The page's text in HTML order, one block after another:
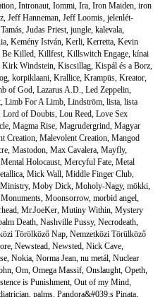
, Intronaut, Iommi, Ira, Iron Maiden, iron
, Jeff Hanneman, Jeff Loomis, jelenlét-
, Judas Priest, jungle, kalevala,
, Kemény István, Kerli, Kerretta, Kevin
Killed, Killfest, Killswitch Engage, kínai
Kirk Windstein, Kiscsillag, Kispál és a Borz,
, korpiklaani, Krallice, Krampüs, Kreator,
of God, Lazarus A.D., Led Zeppelin,
, Limb For A Limb, Lindström, lista, lista
Lord of Doubts, Lou Reed, Love Sex
, Magma Rise, Magrudergrind, Magyar
Creation, Malevolent Creation, Mangod
, Mastodon, Max Cavalera, Mayfly,
Mental Holocaust, Mercyful Fate, Metal
, Mick Wall, Middle Finger Club,
Ministry, Moby Dick, Moholy-Nagy, mökki,
Monuments, Moonsorrow, morbid angel,
, Mr.JoeKer, Mutiny Within, Mystery
Death, Nashville Pussy, Necrodeath,
Törölköző Nap, Nemzetközi Törülköző
, Newstead, Newsted, Nick Cave,
, Nokia, Norma Jean, nu metál, Nuclear
, Om, Omega Massif, Onslaught, Opeth,
is Punishment, Out of my Mind,
, palms, Pandora&#039;s Pinata,